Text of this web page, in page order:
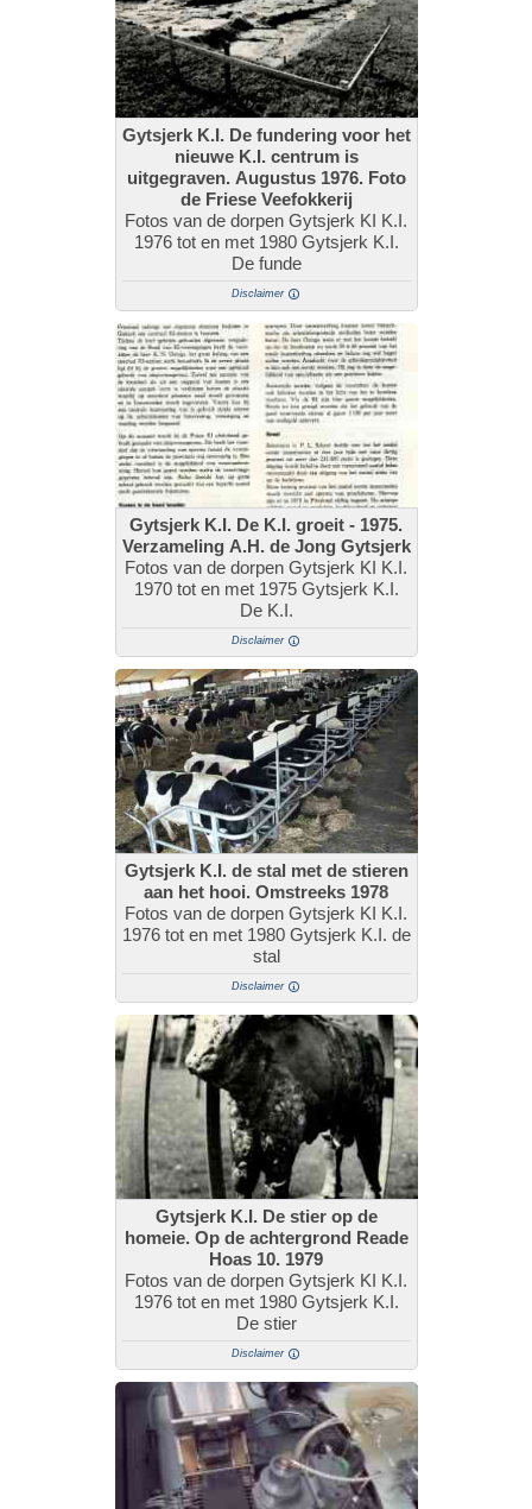
Gytsjerk K.I. De fundering voor het
nieuwe K.I. centrum is
uitgegraven. Augustus 1976. Foto
de Friese Veefokkerij
Fotos van de dorpen Gytsjerk KI K.I.
1976 tot en met 1980 Gytsjerk K.I.
De funde
Disclaimer
Gytsjerk K.I. De K.I. groeit - 1975.
Verzameling A.H. de Jong Gytsjerk
Fotos van de dorpen Gytsjerk KI K.I.
1970 tot en met 1975 Gytsjerk K.I.
De K.I.
Disclaimer
Gytsjerk K.I. de stal met de stieren
aan het hooi. Omstreeks 1978
Fotos van de dorpen Gytsjerk KI K.I.
1976 tot en met 1980 Gytsjerk K.I. de
stal
Disclaimer
Gytsjerk K.I. De stier op de
homeie. Op de achtergrond Reade
Hoas 10. 1979
Fotos van de dorpen Gytsjerk KI K.I.
1976 tot en met 1980 Gytsjerk K.I.
De stier
Disclaimer